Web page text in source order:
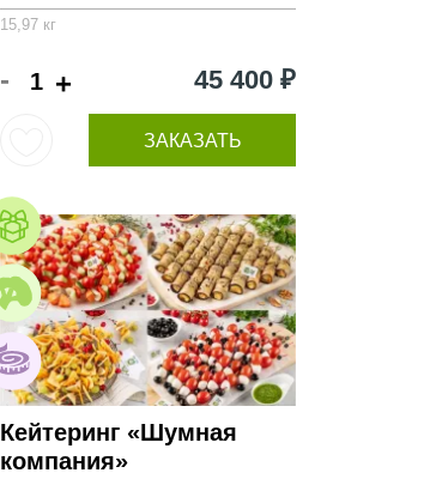
15,97 кг
- + 45 400 ₽
ЗАКАЗАТЬ
Кейтеринг «Шумная
компания»